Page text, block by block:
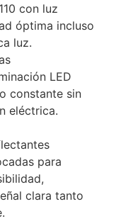
con luz
óptima incluso
luz.
LED
constante sin
eléctrica.
para
clara tanto